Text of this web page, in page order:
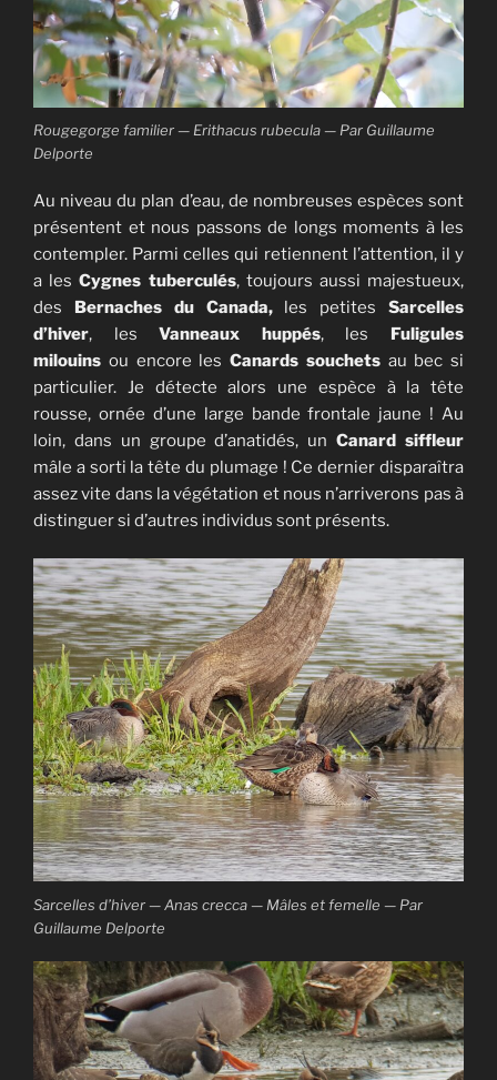
Rougegorge familier — Erithacus rubecula — Par Guillaume
Delporte
Au niveau du plan d’eau, de nombreuses espèces sont
présentent et nous passons de longs moments à les
contempler. Parmi celles qui retiennent l’attention, il y
a lesCygnes tuberculés, toujours aussi majestueux,
des Bernaches du Canada, les petitesSarcelles
d’hiver, lesVanneaux huppés, les Fuligules
milouins ou encore les Canards souchetsau bec si
particulier. Je détecte alors une espèce à la tête
rousse, ornée d’une large bande frontale jaune ! Au
loin, dans un groupe d’anatidés, unCanard siffleur
mâle a sorti la tête du plumage ! Ce dernier disparaîtra
assez vite dans la végétation et nous n’arriverons pas à
distinguer si d’autres individus sont présents.
Sarcelles d’hiver — Anas crecca — Mâles et femelle — Par
Guillaume Delporte